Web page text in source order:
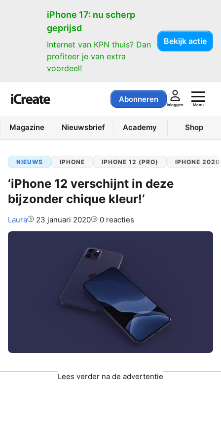
iPhone 17: nu scherp
geprijsd
Internet van KPN thuis? Dan
profiteer je van extra
voordeel!
Bekijk actie
Abonneren
Inloggen Menu
Magazine Nieuwsbrief Academy Shop
NIEUWS IPHONE IPHONE 12 (PRO) IPHONE 2020
‘iPhone 12 verschijnt in deze
bijzonder chique kleur!’
Auteur:
Laura 23 januari 2020 0 reacties
Lees verder na de advertentie